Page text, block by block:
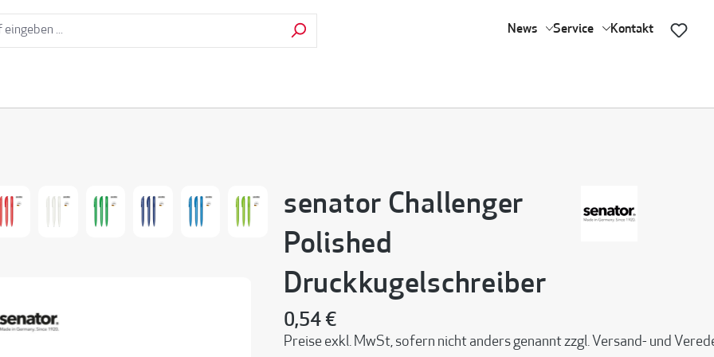
News
Service Kontakt
senator Challenger
Polished
Druckkugelschreiber
0,54 €
Preise exkl. MwSt, sofern nicht anders genannt zzgl. Versand- und